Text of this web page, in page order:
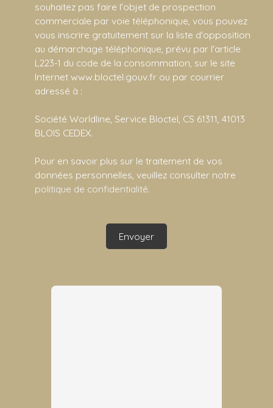
souhaitez pas faire l'objet de prospection
commerciale par voie téléphonique, vous pouvez
vous inscrire gratuitement sur la liste d'opposition
au démarchage téléphonique, prévu par l'article
L223-1 du code de la consommation, sur le site
Internet www.bloctel.gouv.fr ou par courrier
adressé à :
Société Worldline, Service Bloctel, CS 61311, 41013
BLOIS CEDEX.
Pour en savoir plus sur le traitement de vos
données personnelles, veuillez consulter notre
politique de confidentialité.
Envoyer